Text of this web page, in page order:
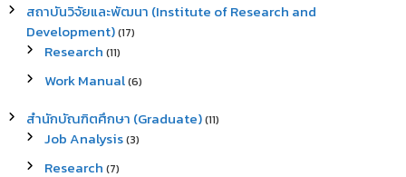
สถาบันวิจัยและพัฒนา (Institute of Research and
Development)(17)
Research (11)
Work Manual(6)
สำนักบัณฑิตศึกษา (Graduate)(11)
Job Analysis(3)
Research (7)